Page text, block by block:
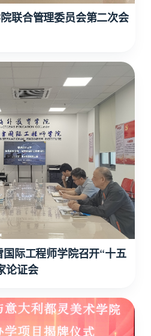
联合管理委员会第二次会
际工程师学院召开“十五
论证会